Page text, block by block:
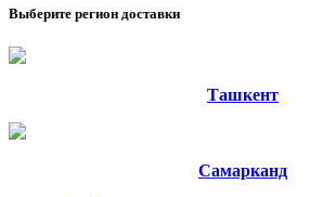
Выберите регион доставки
Ташкент
Самарканд